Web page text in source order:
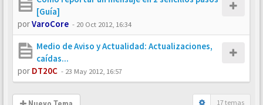
[Guía]
porVaroCore - 20 Oct 2012, 16:34
Medio de Aviso y Actualidad: Actualizaciones,
caídas...
por DT20C - 23 May 2012, 16:57
17 temas